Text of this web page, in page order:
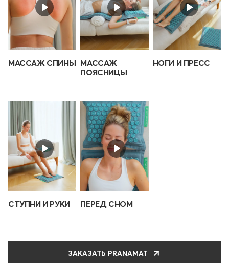
МАССАЖ СПИНЫ МАССАЖ
ПОЯСНИЦЫ
НОГИ И ПРЕСС
СТУПНИ И РУКИ ПЕРЕД СНОМ
ЗАКАЗАТЬ PRANAMAT